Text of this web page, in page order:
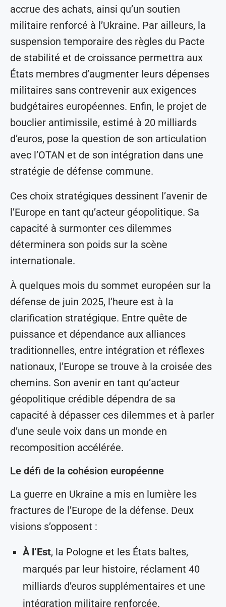
accrue des achats, ainsi qu’un soutien
militaire renforcé à l’Ukraine. Par ailleurs, la
suspension temporaire des règles du Pacte
de stabilité et de croissance permettra aux
États membres d’augmenter leurs dépenses
militaires sans contrevenir aux exigences
budgétaires européennes. Enfin, le projet de
bouclier antimissile, estimé à 20 milliards
d’euros, pose la question de son articulation
avec l’OTAN et de son intégration dans une
stratégie de défense commune.
Ces choix stratégiques dessinent l’avenir de
l’Europe en tant qu’acteur géopolitique. Sa
capacité à surmonter ces dilemmes
déterminera son poids sur la scène
internationale.
À quelques mois du sommet européen sur la
défense de juin 2025, l’heure est à la
clarification stratégique. Entre quête de
puissance et dépendance aux alliances
traditionnelles, entre intégration et réflexes
nationaux, l’Europe se trouve à la croisée des
chemins. Son avenir en tant qu’acteur
géopolitique crédible dépendra de sa
capacité à dépasser ces dilemmes et à parler
d’une seule voix dans un monde en
recomposition accélérée.
Le défi de la cohésion européenne
La guerre en Ukraine a mis en lumière les
fractures de l’Europe de la défense. Deux
visions s’opposent :
À l’Est, la Pologne et les États baltes,
marqués par leur histoire, réclament 40
milliards d’euros supplémentaires et une
intégration militaire renforcée.